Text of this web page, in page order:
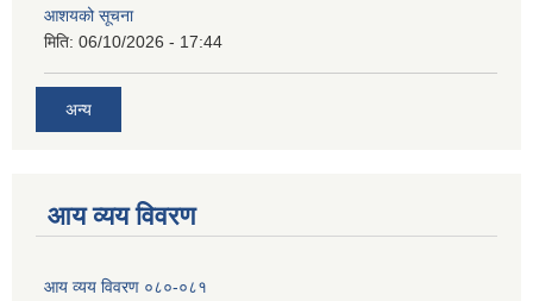
आशयको सूचना
मिति: 06/10/2026 - 17:44
अन्य
आय व्यय विवरण
आय व्यय विवरण ०८०-०८१